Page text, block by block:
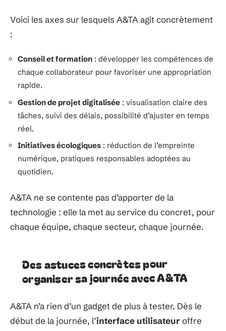
Voici les axes sur lesquels A&TA agit concrètement
:
Conseil et formation : développer les compétences de
chaque collaborateur pour favoriser une appropriation
rapide.
Gestion de projet digitalisée : visualisation claire des
tâches, suivi des délais, possibilité d’ajuster en temps
réel.
Initiatives écologiques : réduction de l’empreinte
numérique, pratiques responsables adoptées au
quotidien.
A&TA ne se contente pas d’apporter de la
technologie : elle la met au service du concret, pour
chaque équipe, chaque secteur, chaque journée.
Des astuces concrètes pour
organiser sa journée avec A&TA
A&TA n’a rien d’un gadget de plus à tester. Dès le
début de la journée, l’interface utilisateuroffre